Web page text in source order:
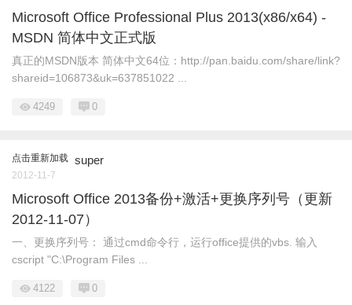
Microsoft Office Professional Plus 2013(x86/x64) -
MSDN 简体中文正式版
真正的MSDN版本 简体中文64位：http://pan.baidu.com/share/link?
shareid=106873&uk=637851022 ...
4249 0
点击重新加载 super
2012-11-7
Microsoft Office 2013备份+激活+更换序列号（更新
2012-11-07）
一、更换序列号： 通过cmd命令行，运行office提供的vbs. 输入
cscript "C:\Program Files ...
4122 0